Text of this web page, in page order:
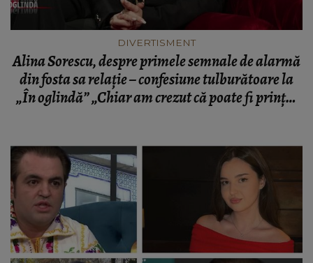
DIVERTISMENT
Alina Sorescu, despre primele semnale de alarmă
din fosta sa relaţie – confesiune tulburătoare la
„În oglindă” „Chiar am crezut că poate fi prințul